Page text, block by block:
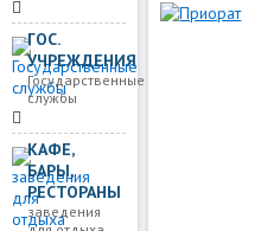
ГОС.
УЧРЕЖДЕНИЯ
Государственные
службы
КАФЕ,
БАРЫ,
РЕСТОРАНЫ
заведения